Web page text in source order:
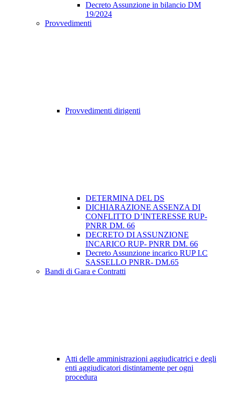
Decreto Assunzione in bilancio DM
19/2024
Provvedimenti
Provvedimenti dirigenti
DETERMINA DEL DS
DICHIARAZIONE ASSENZA DI
CONFLITTO D’INTERESSE RUP-
PNRR DM. 66
DECRETO DI ASSUNZIONE
INCARICO RUP- PNRR DM. 66
Decreto Assunzione incarico RUP I.C
SASSELLO PNRR- DM.65
Bandi di Gara e Contratti
Atti delle amministrazioni aggiudicatrici e degli
enti aggiudicatori distintamente per ogni
procedura